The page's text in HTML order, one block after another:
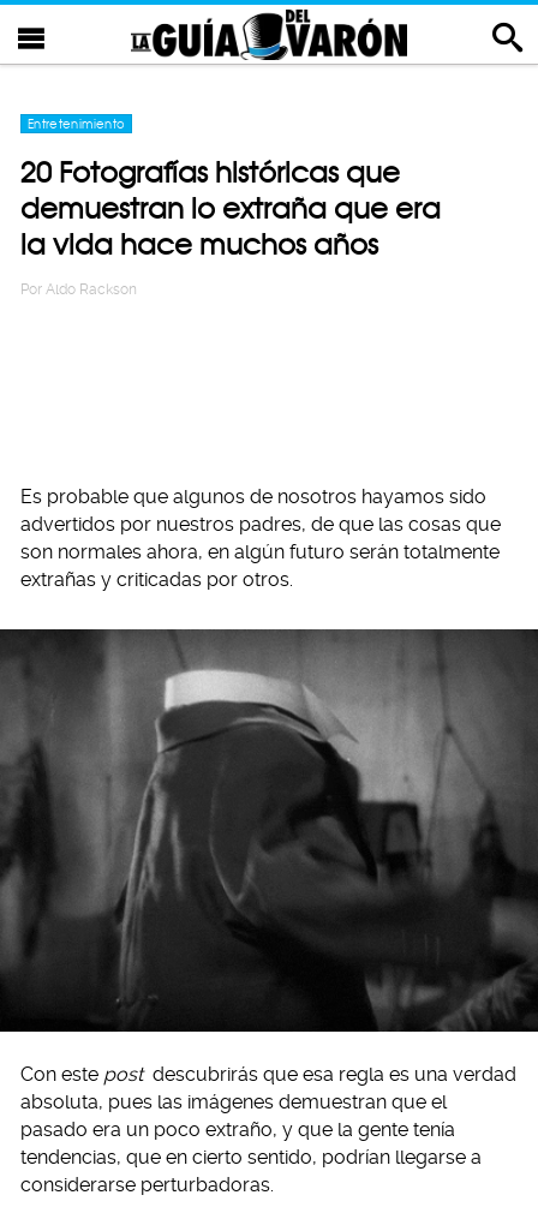
Entretenimiento
20 Fotografías históricas que
demuestran lo extraña que era
la vida hace muchos años
Por Aldo Rackson
Es probable que algunos de nosotros hayamos sido
advertidos por nuestros padres, de que las cosas que
son normales ahora, en algún futuro serán totalmente
extrañas y criticadas por otros.
Con este post descubrirás que esa regla es una verdad
absoluta, pues las imágenes demuestran que el
pasado era un poco extraño, y que la gente tenía
tendencias, que en cierto sentido, podrían llegarse a
considerarse perturbadoras.